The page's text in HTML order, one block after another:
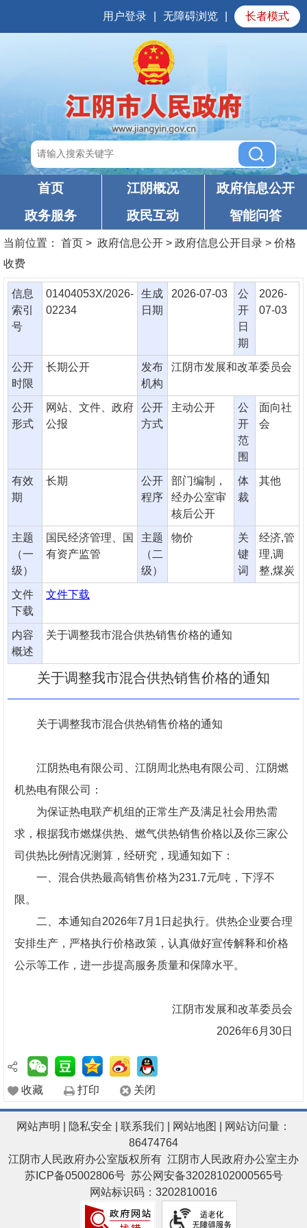
用户登录 无障碍浏览 长者模式
首页 江阴概况
政府信息公开
政务服务
政民互动 智能问答
当前位置： 首页 > 政府信息公开 > 政府信息公开目录 > 价格
收费
信息
索引
号
01404053X/2026-
02234
生成
日期
2026-07-03
公
开
日
期
2026-
07-03
公开
时限
长期公开
发布
机构
江阴市发展和改革委员会
公开
形式
网站、文件、政府
公报
公开
方式
主动公开
公
开
范
围
面向社
会
有效
期
长期
公开
程序
部门编制，
经办公室审
核后公开
体
裁
其他
主题
（一
级）
国民经济管理、国
有资产监管
主题
（二
级）
物价
关
键
词
经济,管
理,调
整,煤炭
文件
下载
文件下载
内容
概述
关于调整我市混合供热销售价格的通知
关于调整我市混合供热销售价格的通知
关于调整我市混合供热销售价格的通知
江阴热电有限公司、江阴周北热电有限公司、江阴燃
机热电有限公司：
为保证热电联产机组的正常生产及满足社会用热需
求，根据我市燃煤供热、燃气供热销售价格以及你三家公
司供热比例情况测算，经研究，现通知如下：
一、混合供热最高销售价格为231.7元/吨，下浮不
限。
二、本通知自2026年7月1日起执行。供热企业要合理
安排生产，严格执行价格政策，认真做好宣传解释和价格
公示等工作，进一步提高服务质量和保障水平。
江阴市发展和改革委员会
2026年6月30日
收藏 打印 关闭
网站声明 隐私安全 联系我们 网站地图
| 网站访问量：
86474764
江阴市人民政府办公室版权所有 江阴市人民政府办公室主办
苏ICP备05002806号 苏公网安备32028102000565号
网站标识码：3202810016